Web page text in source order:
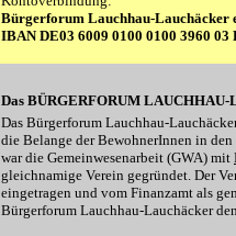
Bürgerforum Lauchhau-Lauchäcker
IBAN DE03 6009 0100 0100 3960
Das BÜRGERFORUM
Das Bürgerforum Lauchhau-
die Belange der BewohnerInnen in
war die Gemeinwesenarbeit (GWA) mit
gleichnamige Verein gegründet. Der
eingetragen und vom Finanzamt als
Bürgerforum Lauchhau-Lauchäcker